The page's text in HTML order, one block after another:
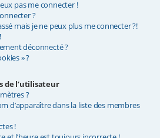
pas me connecter !
?
mais je ne peux plus me connecter ?!
déconnecté ?
» ?
de l’utilisateur
?
d’apparaître dans la liste des membres
!